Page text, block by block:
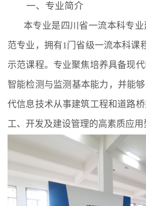
一、专业简介
本专业是四川省一流本科专
范专业，拥有1门省级一流本科课
示范课程。专业聚焦培养具备现代
智能检测与监测基本能力，并能
代信息技术从事建筑工程和道路
工、开发及建设管理的高素质应用